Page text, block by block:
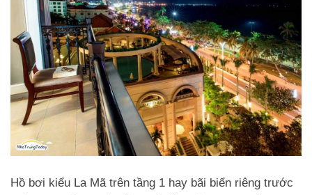
Hồ bơi kiểu La Mã trên tầng 1 hay bãi biển riêng trước